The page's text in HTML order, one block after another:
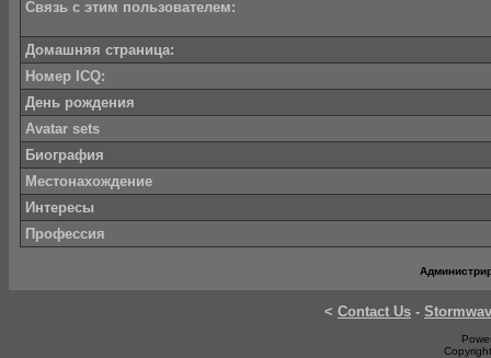
Связь с этим пользователем:
Домашняя страница:
Номер ICQ:
День рождения
Avatar sets
Биография
Местонахождение
Интересы
Профессия
< Contact Us -